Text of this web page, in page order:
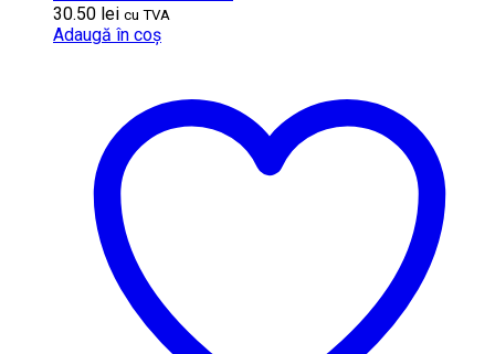
30.50 lei cu TVA
Adaugă în coș